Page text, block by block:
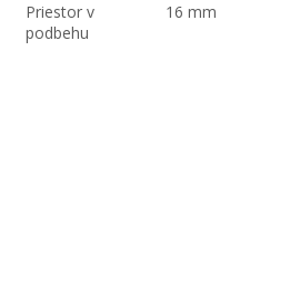
Priestor v
podbehu
16 mm